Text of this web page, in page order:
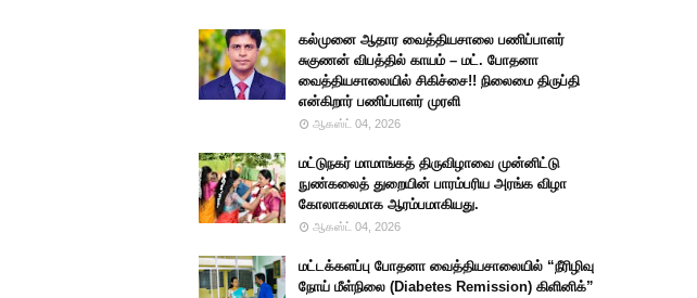
கல்முனை ஆதார வைத்தியசாலை பணிப்பாளர்
சுகுணன் விபத்தில் காயம் – மட். போதனா
வைத்தியசாலையில் சிகிச்சை!! நிலைமை திருப்தி
என்கிறார் பணிப்பாளர் முரளி
ஆகஸ்ட் 04, 2026
மட்டுநகர் மாமாங்கத் திருவிழாவை முன்னிட்டு
நுண்கலைத் துறையின் பாரம்பரிய அரங்க விழா
கோலாகலமாக ஆரம்பமாகியது.
ஆகஸ்ட் 04, 2026
மட்டக்களப்பு போதனா வைத்தியசாலையில் “நீரிழிவு
நோய் மீள்நிலை (Diabetes Remission) கிளினிக்”